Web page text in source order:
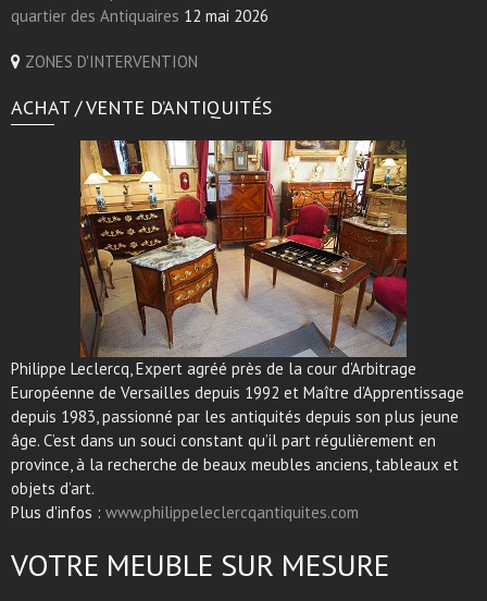
quartier des Antiquaires 12 mai 2026
ZONES D'INTERVENTION
ACHAT / VENTE D’ANTIQUITÉS
Philippe Leclercq, Expert agréé près de la cour d’Arbitrage
Européenne de Versailles depuis 1992 et Maître d’Apprentissage
depuis 1983, passionné par les antiquités depuis son plus jeune
âge. C’est dans un souci constant qu’il part régulièrement en
province, à la recherche de beaux meubles anciens, tableaux et
objets d’art.
Plus d'infos : www.philippeleclercqantiquites.com
VOTRE MEUBLE SUR MESURE